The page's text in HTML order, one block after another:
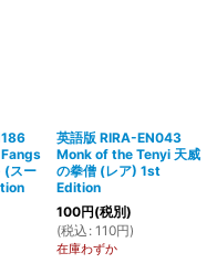
(スー
英語版 RIRA-EN043
Monk of the Tenyi 天威
の拳僧 (レア) 1st
Edition
100円(税別)
(税込 : 110円)
在庫わずか